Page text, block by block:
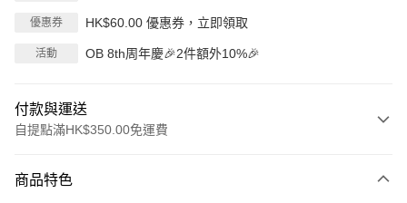
優惠券 HK$60.00 優惠券，立即領取
活動 OB 8th周年慶🎉2件額外10%🎉
付款與運送
自提點滿HK$350.00免運費
信用卡
商品特色